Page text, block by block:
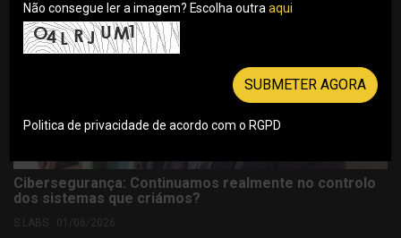
Cibersegurança: Continuamos realmente no controlo
dos sistemas que criámos?
S.LABS . 01/06/2026
Não consegue ler a imagem? Escolha outra aqui
SUBMETER AGORA
Politica de privacidade de acordo com o RGPD